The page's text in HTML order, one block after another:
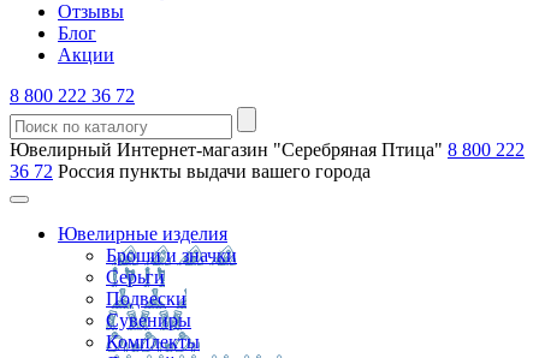
Отзывы
Блог
Акции
8 800 222 36 72
Ювелирный Интернет-магазин "Серебряная Птица" 8 800 222
36 72 Россия пункты выдачи вашего города
Ювелирные изделия
Броши и значки
Серьги
Подвески
Сувениры
Комплекты